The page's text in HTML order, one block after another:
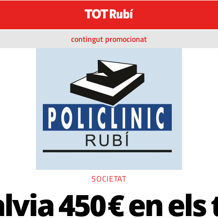
contingut promocionat
SOCIETAT
450 € en